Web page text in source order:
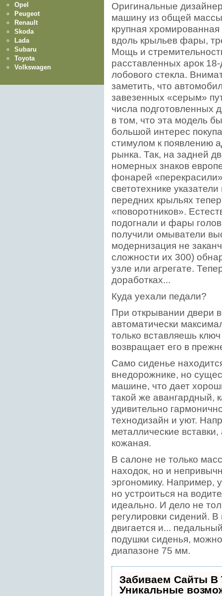
Оригинальные
машину из общей
крупная
вдоль крыльев фары,
Мощь и
расставленных арок
лобового стекла.
заметить, что
завезенных «серым»
числа подготовленных
в том, что эта модель
большой интерес
стимулом к появлению
рынка. Так, на задней
номерных знаков
фонарей
светотехнике
передних крыльях
«поворотников».
подогнали и фары
получили омыватели
модернизация не
сложности их 300)
узле или агрегате.
доработках...
Куда уехали педали?
При открывании двери
автоматически
только вставляешь
возвращает его в
Само сиденье
внедорожнике, но
машине, что дает
такой же авангардный,
удивительно
технодизайн и уют.
металлические
кожаная.
В салоне не только
находок, но и
эргономику. Например,
но устроиться на
идеально. И дело не
регулировки сидений.
двигается и...
подушки сиденья,
диапазоне 75 мм.
Забиваем Сайты
Уникальные
Opel
Peugeot
Renault
Skoda
Lada
Subaru
Toyota
Volkswagen